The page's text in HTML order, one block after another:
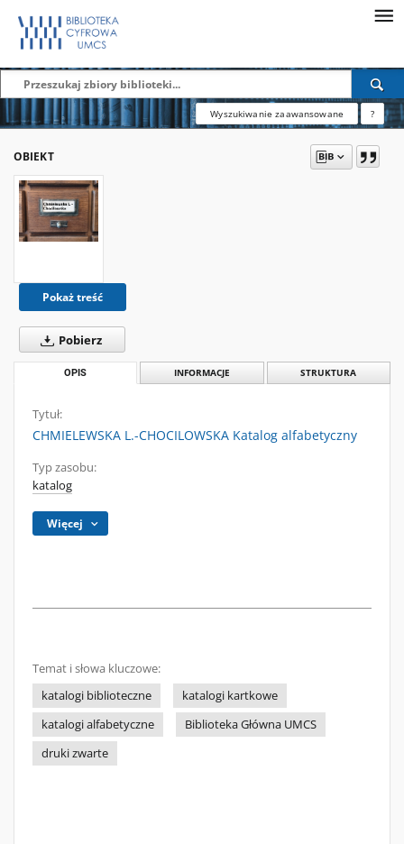
Wyszukiwanie zaawansowane ?
OBIEKT
Pokaż treść
Pobierz
OPIS INFORMACJE STRUKTURA
Tytuł:
CHMIELEWSKA L.-CHOCILOWSKA Katalog alfabetyczny
Typ zasobu:
katalog
Więcej
Temat i słowa kluczowe:
katalogi biblioteczne
katalogi kartkowe
katalogi alfabetyczne
Biblioteka Główna UMCS
druki zwarte